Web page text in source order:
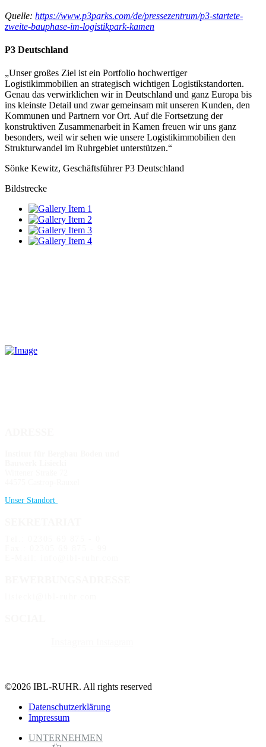
Quelle: https://www.p3parks.com/de/pressezentrum/p3-startete-
zweite-bauphase-im-logistikpark-kamen
P3 Deutschland
„Unser großes Ziel ist ein Portfolio hochwertiger
Logistikimmobilien an strategisch wichtigen Logistikstandorten.
Genau das verwirklichen wir in Deutschland und ganz Europa bis
ins kleinste Detail und zwar gemeinsam mit unseren Kunden, den
Kommunen und Partnern vor Ort. Auf die Fortsetzung der
konstruktiven Zusammenarbeit in Kamen freuen wir uns ganz
besonders, weil wir sehen wie unsere Logistikimmobilien den
Strukturwandel im Ruhrgebiet unterstützen.“
Sönke Kewitz, Geschäftsführer P3 Deutschland
Bildstrecke
Unser Standort
©2026 IBL-RUHR. All rights reserved
Datenschutzerklärung
Impressum
UNTERNEHMEN